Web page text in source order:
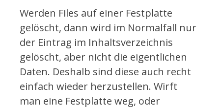
Werden Files auf einer Festplatte
gelöscht, dann wird im Normalfall nur
der Eintrag im Inhaltsverzeichnis
gelöscht, aber nicht die eigentlichen
Daten. Deshalb sind diese auch recht
einfach wieder herzustellen. Wirft
man eine Festplatte weg, oder